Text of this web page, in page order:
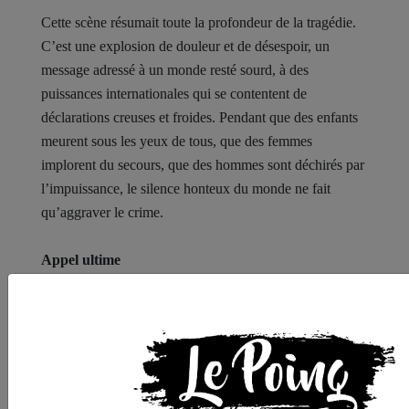
Cette scène résumait toute la profondeur de la tragédie.
C’est une explosion de douleur et de désespoir, un
message adressé à un monde resté sourd, à des
puissances internationales qui se contentent de
déclarations creuses et froides. Pendant que des enfants
meurent sous les yeux de tous, que des femmes
implorent du secours, que des hommes sont déchirés par
l’impuissance, le silence honteux du monde ne fait
qu’aggraver le crime.
Appel ultime
bondées de déplacés, depuis les gémissements des
affamés et les pleurs des enfants, nous lançons cet appel
: ô défenseurs de l’humanité, ô consciences vivantes,
intensifiez vos efforts, ne laissez pas Gaza affronter seule